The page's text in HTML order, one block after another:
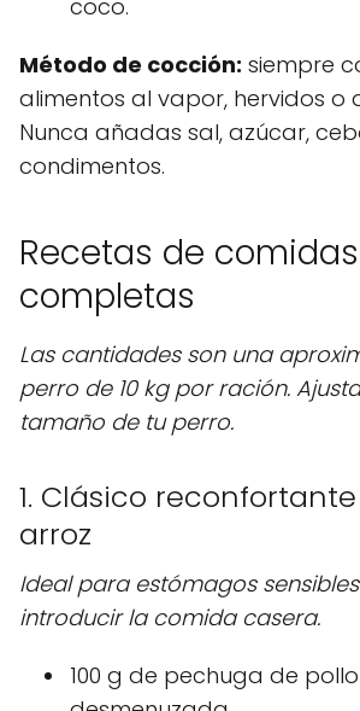
coco.
Método de cocción: siempre
alimentos al vapor, hervidos o
Nunca añadas sal, azúcar,
condimentos.
Recetas de comidas
completas
Las cantidades son una
perro de 10 kg por ración.
tamaño de tu perro.
1. Clásico
arroz
Ideal para estómagos
introducir la comida casera.
100 g de pechuga de